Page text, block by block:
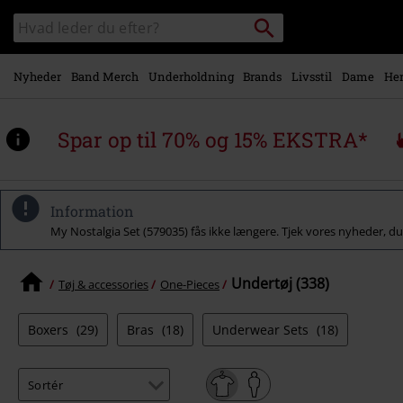
Gå til
hovedindhold
Søg
sortiment
Søg
Nyheder Band Merch Underholdning Brands Livsstil Dame
Spar op til 70% og 15% EKSTRA*
Information
My Nostalgia Set (579035) fås ikke længere. Tjek vores nyheder,
Tøj & accessories One-Pieces Undertøj (338)
Boxers (29) Bras (18) Underwear Sets (18)